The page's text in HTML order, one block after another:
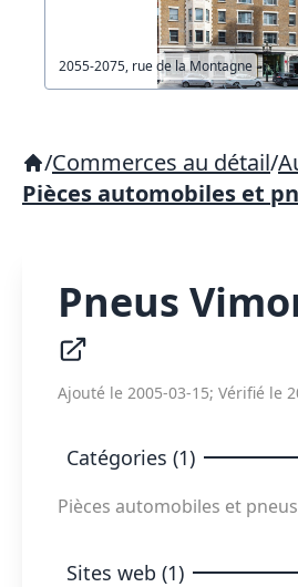
2055-2075, rue de la Montagne
/Commerces au détail/
Pièces automobiles et
Pneus
Ajouté le 2005-03-15; Vérifié le
Catégories (1)
Pièces automobiles et pneus
Sites web (1)